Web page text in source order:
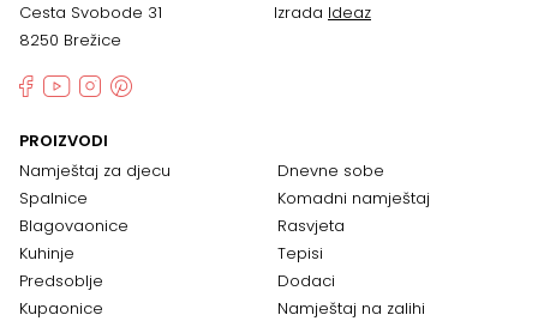
Cesta Svobode 31
8250 Brežice
Izrada Ideaz
PROIZVODI
Namještaj za djecu
Spalnice
Blagovaonice
Kuhinje
Predsoblje
Kupaonice
Dnevne sobe
Komadni namještaj
Rasvjeta
Tepisi
Dodaci
Namještaj na zalihi